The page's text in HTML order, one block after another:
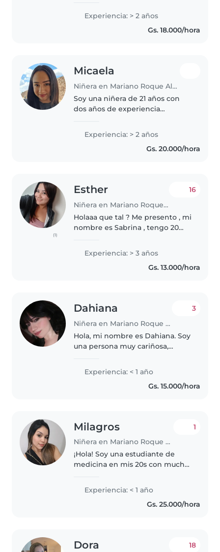
experiencia cuidando a la nieta
de mi tia desde que tenía
Experiencia: > 2 años
Gs. 18.000/hora
Micaela
Niñera en Mariano Roque Alonso
Soy una niñera de 21 años con
dos años de experiencia
y preescolares. Me encanta
dibujar con ellos, leerles cuentos
y cantar. Estoy cómoda con
Experiencia: > 2 años
Gs. 20.000/hora
(1)
Esther
Niñera en Mariano Roque Alonso
16
Holaaa que tal ? Me presento , mi
nombre es Sabrina , tengo 20
resiliente ,paciente y amorosa
Estudio psicología y formación
docente , psicología deforma..
Experiencia: > 3 años
Gs. 13.000/hora
Dahiana
Niñera en Mariano Roque Alonso
3
Hola, mi nombre es Dahiana. Soy
una persona muy cariñosa,
con trastorno del espectro
autista) sé de primeros auxilios..
Experiencia: < 1 año
Gs. 15.000/hora
Milagros
Niñera en Mariano Roque Alonso
1
¡Hola! Soy una estudiante de
medicina en mis 20s con mucha
Aunque soy nueva en el cuidado
de niños, tengo experiencia
trabajando con niños en edad
Experiencia: < 1 año
Gs. 25.000/hora
Dora 18